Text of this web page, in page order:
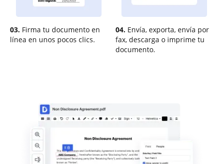
03. Firma tu documento en
línea en unos pocos clics.
04. Envía, exporta, envía por
fax, descarga o imprime tu
documento.